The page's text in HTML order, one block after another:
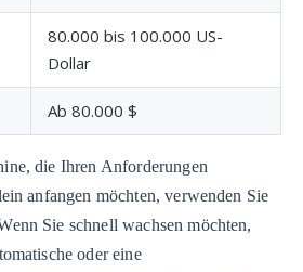
80.000 bis 100.000 US-
Dollar
Ab 80.000 $
die Ihren Anforderungen
anfangen möchten, verwenden Sie
Sie schnell wachsen möchten,
oder eine